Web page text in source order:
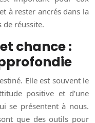
à rester ancrés dans la
de réussite.
chance :
Elle est souvent le
positive et d’une
se présentent à nous.
que des outils pour